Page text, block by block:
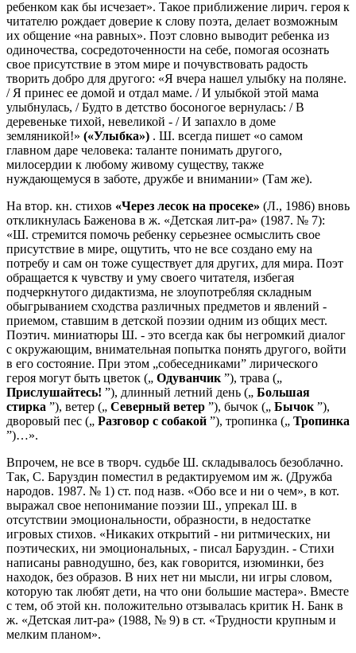
ребенком как бы исчезает». Такое приближение лирич. героя к
читателю рождает доверие к слову поэта, делает возможным
их обще­ние «на равных». Поэт словно выводит ребенка из
одиночества, сосредоточенности на себе, помогая осознать
свое присутствие в этом мире и почувствовать радость
творить добро для другого: «Я вчера нашел улыбку на поляне.
/ Я принес ее домой и отдал маме. / И улыбкой этой мама
улыбнулась, / Будто в детство босоногое вернулась: / В
деревеньке тихой, невеликой - / И запахло в доме
земляникой!» («Улыбка») . Ш. всегда пишет «о самом
главном даре человека: таланте понимать другого,
милосердии к любому живому существу, также
нуждающемуся в заботе, дружбе и внимании» (Там же).
На втор. кн. стихов «Через лесок на просеке» (Л., 1986) вновь
откликнулась Баженова в ж. «Детская лит-ра» (1987. № 7):
«Ш. стремится помочь ребенку серьезнее осмыслить свое
присутствие в мире, ощутить, что не все создано ему на
потребу и сам он тоже существует для других, для мира. Поэт
обращается к чувству и уму своего читателя, избегая
подчеркнутого дидактизма, не злоупотребляя складным
обыгрыванием сходства различных предметов и явлений -
приемом, ставшим в детской поэзии одним из общих мест.
Поэтич. миниатюры Ш. - это всегда как бы негромкий диалог
с окружающим, внимательная попытка понять другого, войти
в его состояние. При этом „собеседниками” лирического
героя могут быть цветок („ Одуванчик ”), трава („
Прислушайтесь! ”), длинный летний день („ Большая
стирка ”), ветер („ Северный ветер ”), бычок („ Бычок ”),
дворовый пес („ Разговор с собакой ”), тропинка („ Тропинка
”)…».
Впрочем, не все в творч. судьбе Ш. складывалось безоблачно.
Так, С. Баруздин поместил в редактируемом им ж. (Дружба
народов. 1987. № 1) ст. под назв. «Обо все и ни о чем», в кот.
выражал свое непонимание поэзии Ш., упрекал Ш. в
отсутствии эмоциональности, образности, в недостатке
игровых стихов. «Никаких открытий - ни ритмических, ни
поэтических, ни эмоциональных, - писал Баруздин. - Стихи
написаны равнодушно, без, как говорится, изюминки, без
находок, без образов. В них нет ни мысли, ни игры словом,
которую так любят дети, на что они большие мастера». Вместе
с тем, об этой кн. положительно отзывалась критик Н. Банк в
ж. «Детская лит-ра» (1988, № 9) в ст. «Трудности крупным и
мелким планом».